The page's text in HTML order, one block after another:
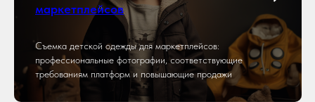
маркетплейсов
Съемка детской одежды для маркетплейсов:
профессиональные фотографии, соответствующие
требованиям платформ и повышающие продажи